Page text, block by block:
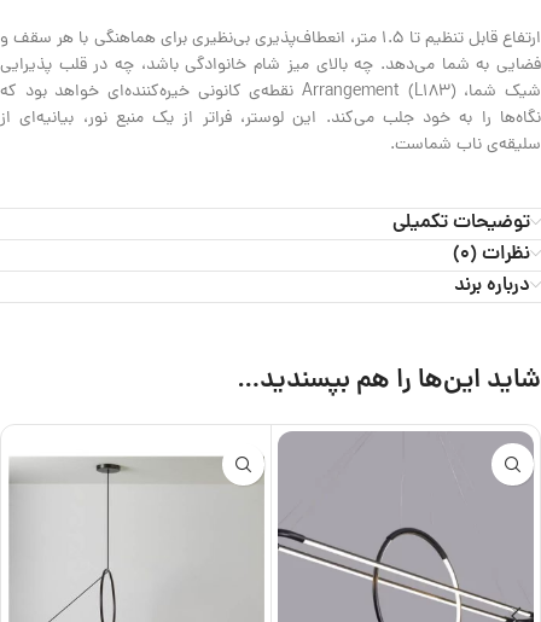
ارتفاع قابل تنظیم تا 1.5 متر، انعطاف‌پذیری بی‌نظیری برای هماهنگی با هر سقف و
فضایی به شما می‌دهد. چه بالای میز شام خانوادگی باشد، چه در قلب پذیرایی
شیک شما، Arrangement (L183) نقطه‌ی کانونی خیره‌کننده‌ای خواهد بود که
نگاه‌ها را به خود جلب می‌کند. این لوستر، فراتر از یک منبع نور، بیانیه‌ای از
سلیقه‌ی ناب شماست.
توضیحات تکمیلی
نظرات (0)
درباره برند
شاید این‌ها را هم بپسندید…